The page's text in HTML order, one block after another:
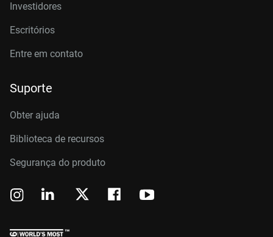
Investidores
Escritórios
Entre em contato
Suporte
Obter ajuda
Biblioteca de recursos
Segurança do produto